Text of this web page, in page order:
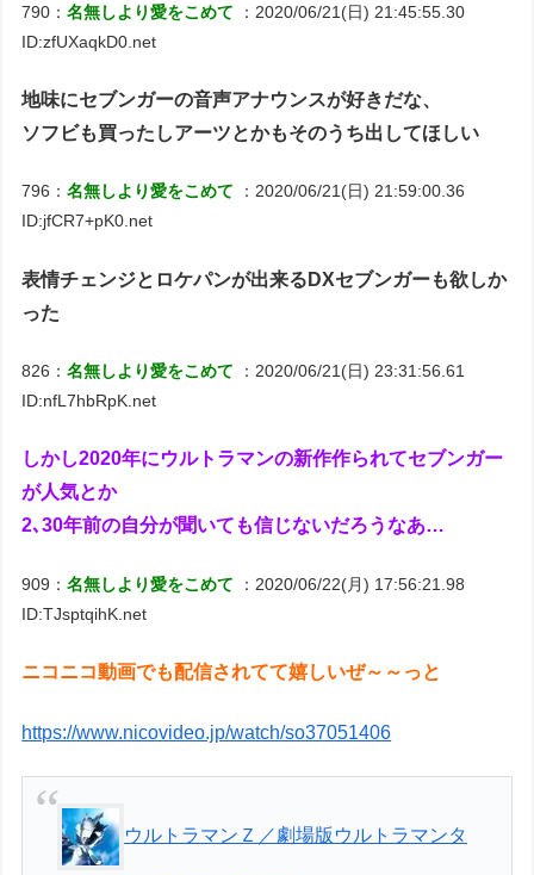
790：名無しより愛をこめて
：2020/06/21(日) 21:45:55.30
ID:zfUXaqkD0.net
地味にセブンガーの音声アナウンスが好きだな、
ソフビも買ったしアーツとかもそのうち出してほしい
796：名無しより愛をこめて
：2020/06/21(日) 21:59:00.36
ID:jfCR7+pK0.net
表情チェンジとロケパンが出来るDXセブンガーも欲しか
った
826：名無しより愛をこめて
：2020/06/21(日) 23:31:56.61
ID:nfL7hbRpK.net
しかし2020年にウルトラマンの新作作られてセブンガー
が人気とか
2､30年前の自分が聞いても信じないだろうなあ…
909：名無しより愛をこめて
：2020/06/22(月) 17:56:21.98
ID:TJsptqihK.net
ニコニコ動画でも配信されてて嬉しいぜ～～っと
https://www.nicovideo.jp/watch/so37051406
ウルトラマンＺ／劇場版ウルトラマンタ